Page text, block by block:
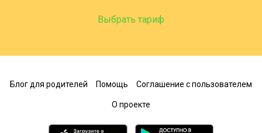
Выбрать тариф
Блог для родителей Помощь Соглашение с пользователем
О проекте